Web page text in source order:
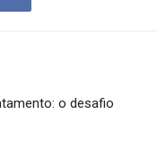
o desafio